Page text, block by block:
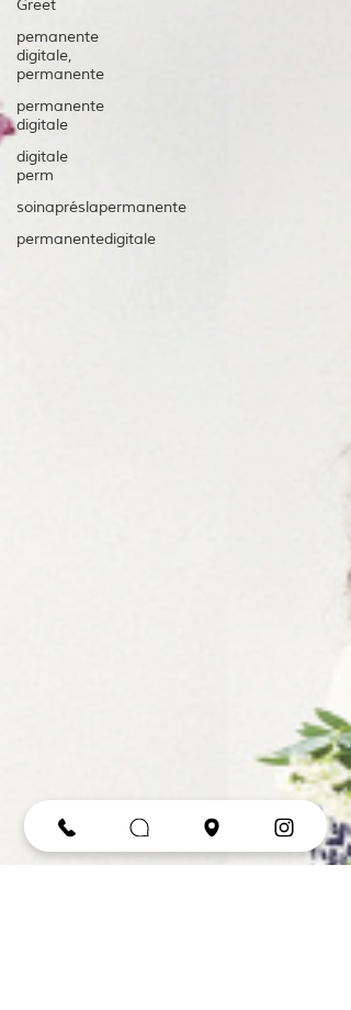
Greet
pemanente
digitale,
permanente
permanente
digitale
digitale
perm
soinapréslapermanente
permanentedigitale